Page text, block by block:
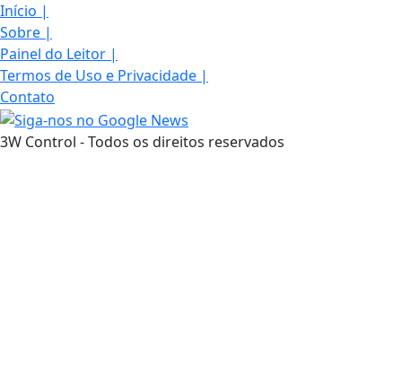
Início |
Sobre |
Painel do Leitor |
Termos de Uso e Privacidade |
Contato
3W Control - Todos os direitos reservados